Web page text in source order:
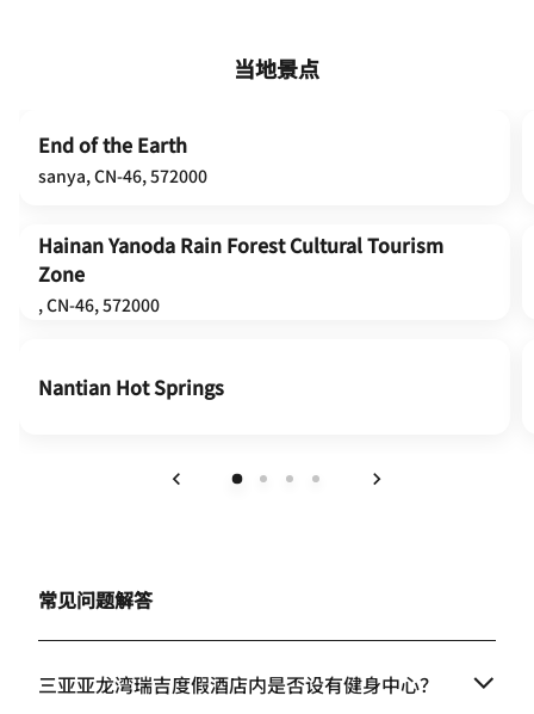
当地景点
End of the Earth
sanya, CN-46, 572000
Hainan Yanoda Rain Forest Cultural Tourism
Zone
, CN-46, 572000
Nantian Hot Springs
常见问题解答
三亚亚龙湾瑞吉度假酒店内是否设有健身中心？